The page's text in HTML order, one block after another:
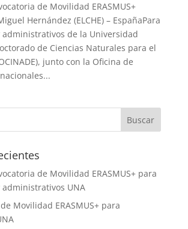
de Movilidad ERASMUS+
Hernández (ELCHE) – EspañaPara
administrativos de la Universidad
de Ciencias Naturales para el
junto con la Oficina de
de Movilidad ERASMUS+ para
administrativos UNA
Movilidad ERASMUS+ para